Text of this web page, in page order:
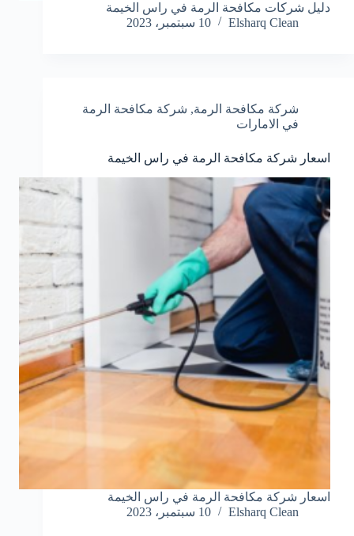
دليل شركات مكافحة الرمة في راس الخيمة
Elsharq Clean
10 سبتمبر، 2023
شركة مكافحة الرمة, شركة مكافحة الرمة
في الامارات
اسعار شركة مكافحة الرمة في راس الخيمة
اسعار شركة مكافحة الرمة في راس الخيمة
Elsharq Clean
10 سبتمبر، 2023